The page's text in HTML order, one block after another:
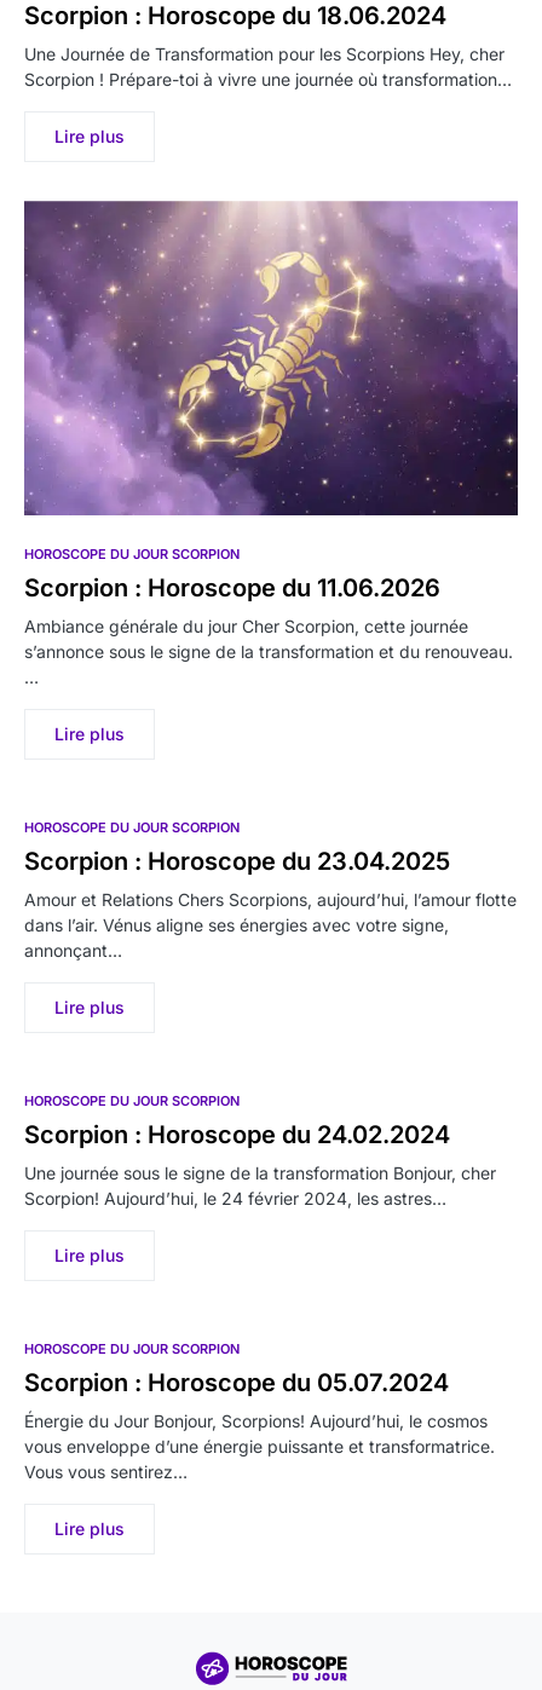
Scorpion : Horoscope du 18.06.2024
Une Journée de Transformation pour les Scorpions Hey, cher
Scorpion ! Prépare-toi à vivre une journée où transformation…
Lire plus
HOROSCOPE DU JOUR SCORPION
Scorpion : Horoscope du 11.06.2026
Ambiance générale du jour Cher Scorpion, cette journée
s’annonce sous le signe de la transformation et du renouveau.
…
Lire plus
HOROSCOPE DU JOUR SCORPION
Scorpion : Horoscope du 23.04.2025
Amour et Relations Chers Scorpions, aujourd’hui, l’amour flotte
dans l’air. Vénus aligne ses énergies avec votre signe,
annonçant…
Lire plus
HOROSCOPE DU JOUR SCORPION
Scorpion : Horoscope du 24.02.2024
Une journée sous le signe de la transformation Bonjour, cher
Scorpion! Aujourd’hui, le 24 février 2024, les astres…
Lire plus
HOROSCOPE DU JOUR SCORPION
Scorpion : Horoscope du 05.07.2024
Énergie du Jour Bonjour, Scorpions! Aujourd’hui, le cosmos
vous enveloppe d’une énergie puissante et transformatrice.
Vous vous sentirez…
Lire plus